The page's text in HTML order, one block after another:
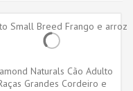
Naturals Cão Adulto
Grandes Cordeiro e